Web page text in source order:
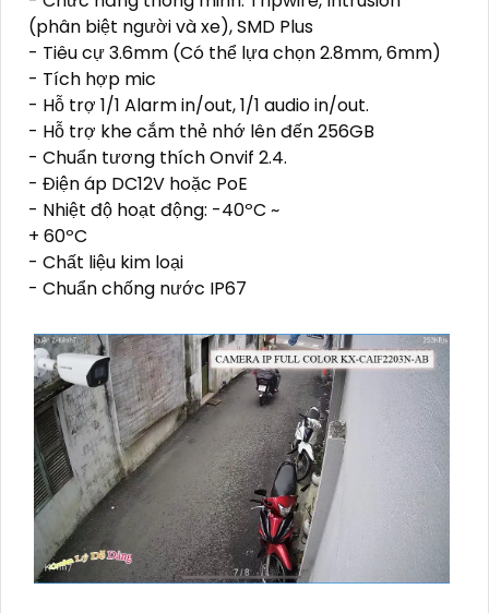
(phân biệt người và xe), SMD Plus
- Tiêu cự 3.6mm (Có thể lựa chọn 2.8mm, 6mm)
- Tích hợp mic
- Hỗ trợ 1/1 Alarm in/out, 1/1 audio in/out.
- Hỗ trợ khe cắm thẻ nhớ lên đến 256GB
- Chuẩn tương thích Onvif 2.4.
- Điện áp DC12V hoặc PoE
- Nhiệt độ hoạt động: -40ºC ~
+ 60ºC
- Chất liệu kim loại
- Chuẩn chống nước IP67